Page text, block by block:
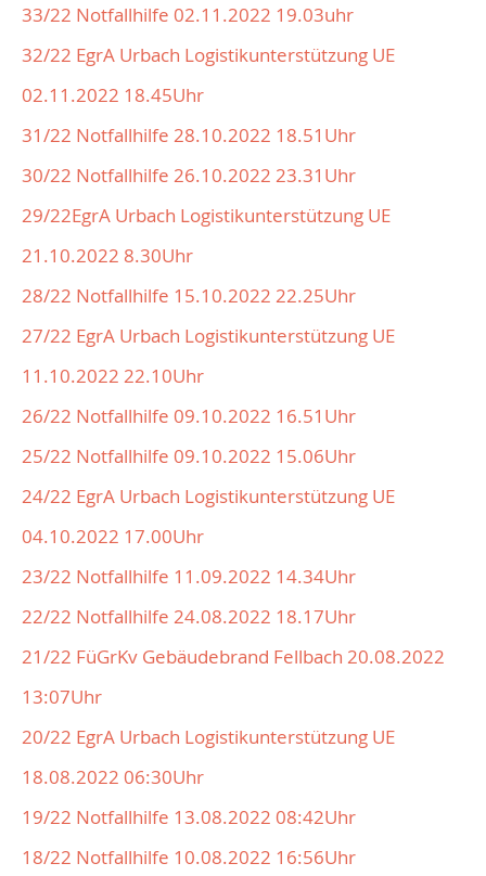
33/22 Notfallhilfe 02.11.2022 19.03uhr
32/22 EgrA Urbach Logistikunterstützung UE
02.11.2022 18.45Uhr
31/22 Notfallhilfe 28.10.2022 18.51Uhr
30/22 Notfallhilfe 26.10.2022 23.31Uhr
29/22EgrA Urbach Logistikunterstützung UE
21.10.2022 8.30Uhr
28/22 Notfallhilfe 15.10.2022 22.25Uhr
27/22 EgrA Urbach Logistikunterstützung UE
11.10.2022 22.10Uhr
26/22 Notfallhilfe 09.10.2022 16.51Uhr
25/22 Notfallhilfe 09.10.2022 15.06Uhr
24/22 EgrA Urbach Logistikunterstützung UE
04.10.2022 17.00Uhr
23/22 Notfallhilfe 11.09.2022 14.34Uhr
22/22 Notfallhilfe 24.08.2022 18.17Uhr
21/22 FüGrKv Gebäudebrand Fellbach 20.08.2022
13:07Uhr
20/22 EgrA Urbach Logistikunterstützung UE
18.08.2022 06:30Uhr
19/22 Notfallhilfe 13.08.2022 08:42Uhr
18/22 Notfallhilfe 10.08.2022 16:56Uhr